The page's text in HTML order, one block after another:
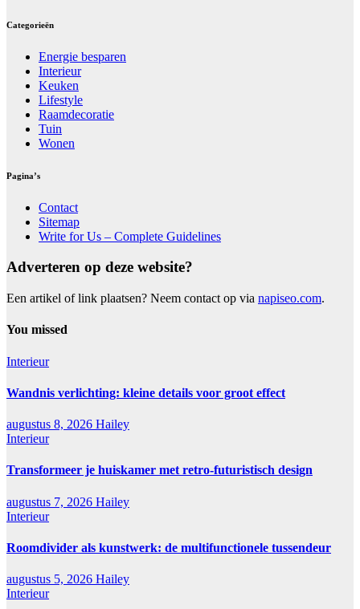
Categorieën
Energie besparen
Interieur
Keuken
Lifestyle
Raamdecoratie
Tuin
Wonen
Pagina’s
Contact
Sitemap
Write for Us – Complete Guidelines
Adverteren op deze website?
Een artikel of link plaatsen? Neem contact op via napiseo.com.
You missed
Interieur
Wandnis verlichting: kleine details voor groot effect
augustus 8, 2026 Hailey
Interieur
Transformeer je huiskamer met retro-futuristisch design
augustus 7, 2026 Hailey
Interieur
Roomdivider als kunstwerk: de multifunctionele tussendeur
augustus 5, 2026 Hailey
Interieur